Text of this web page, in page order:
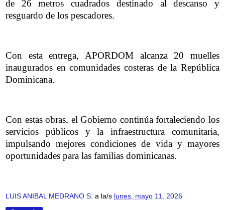
de 26 metros cuadrados destinado al descanso y
resguardo de los pescadores.
Con esta entrega, APORDOM alcanza 20 muelles
inaugurados en comunidades costeras de la República
Dominicana.
Con estas obras, el Gobierno continúa fortaleciendo los
servicios públicos y la infraestructura comunitaria,
impulsando mejores condiciones de vida y mayores
oportunidades para las familias dominicanas.
LUIS ANIBAL MEDRANO S. a la/s lunes, mayo 11, 2026